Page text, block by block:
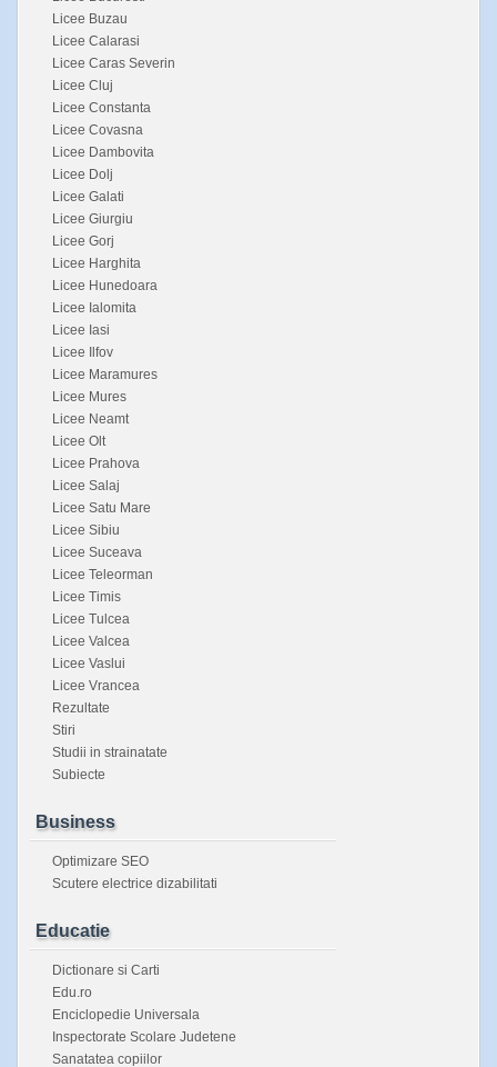
Licee Buzau
Licee Calarasi
Licee Caras Severin
Licee Cluj
Licee Constanta
Licee Covasna
Licee Dambovita
Licee Dolj
Licee Galati
Licee Giurgiu
Licee Gorj
Licee Harghita
Licee Hunedoara
Licee Ialomita
Licee Iasi
Licee Ilfov
Licee Maramures
Licee Mures
Licee Neamt
Licee Olt
Licee Prahova
Licee Salaj
Licee Satu Mare
Licee Sibiu
Licee Suceava
Licee Teleorman
Licee Timis
Licee Tulcea
Licee Valcea
Licee Vaslui
Licee Vrancea
Rezultate
Stiri
Studii in strainatate
Subiecte
Business
Optimizare SEO
Scutere electrice dizabilitati
Educatie
Dictionare si Carti
Edu.ro
Enciclopedie Universala
Inspectorate Scolare Judetene
Sanatatea copiilor